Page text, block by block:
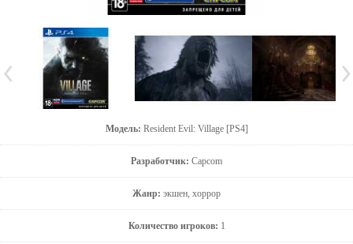
Модель: Resident Evil: Village [PS4]
Разработчик: Capcom
Жанр: экшен, хоррор
Количество игроков: 1